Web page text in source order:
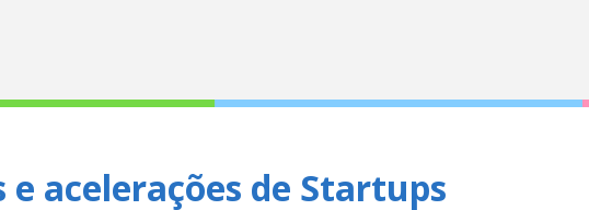
acelerações de Startups